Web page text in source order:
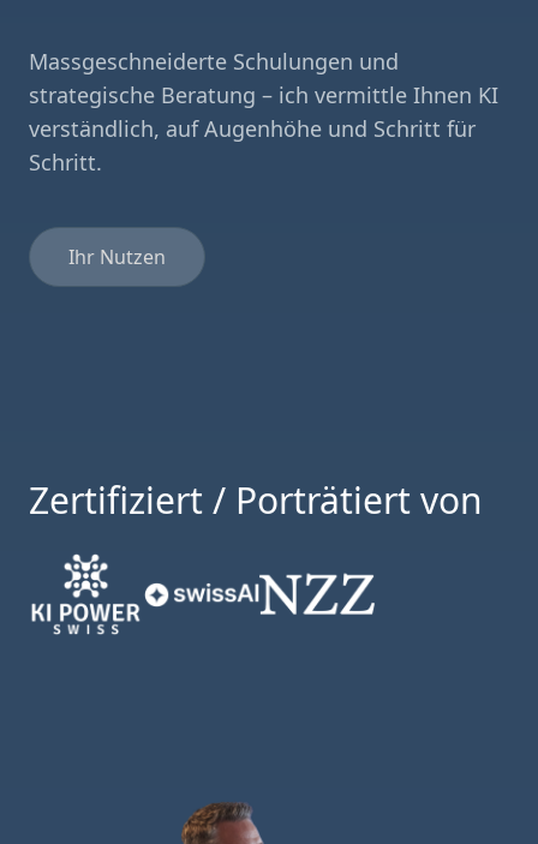
Massgeschneiderte Schulungen und
strategische Beratung – ich vermittle Ihnen KI
verständlich, auf Augenhöhe und Schritt für
Schritt.
Ihr Nutzen
Zertifiziert / Porträtiert von